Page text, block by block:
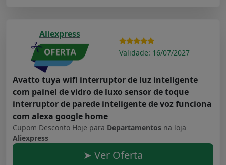
Aliexpress
Validade: 16/07/2027
Avatto tuya wifi interruptor de luz inteligente
com painel de vidro de luxo sensor de toque
interruptor de parede inteligente de voz funciona
com alexa google home
Cupom Desconto Hoje para Departamentos na loja
Aliexpress
➤ Ver Oferta